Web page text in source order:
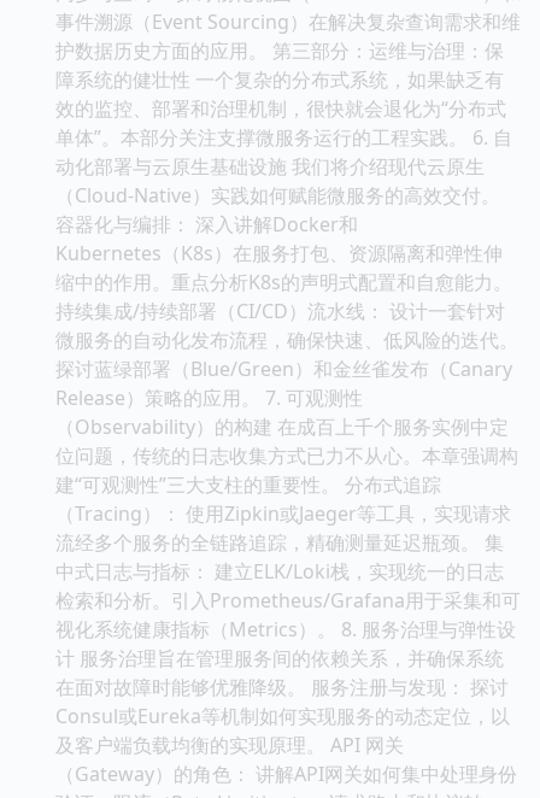
中最棘手的问题之一。本书将系统性地介绍解决分布式
事务的几种主流模式。 Saga 模式的实践： 详细阐述
Saga模式的编排（Orchestration）与协调
（Choreography）两种实现方式，并提供补偿事务
（Compensation Transactions）的设计蓝图。 数据
同步与查询： 探讨物化视图（Materialized Views）和
事件溯源（Event Sourcing）在解决复杂查询需求和维
护数据历史方面的应用。 第三部分：运维与治理：保
障系统的健壮性 一个复杂的分布式系统，如果缺乏有
效的监控、部署和治理机制，很快就会退化为“分布式
单体”。本部分关注支撑微服务运行的工程实践。 6. 自
动化部署与云原生基础设施 我们将介绍现代云原生
（Cloud-Native）实践如何赋能微服务的高效交付。
容器化与编排： 深入讲解Docker和
Kubernetes（K8s）在服务打包、资源隔离和弹性伸
缩中的作用。重点分析K8s的声明式配置和自愈能力。
持续集成/持续部署（CI/CD）流水线： 设计一套针对
微服务的自动化发布流程，确保快速、低风险的迭代。
探讨蓝绿部署（Blue/Green）和金丝雀发布（Canary
Release）策略的应用。 7. 可观测性
（Observability）的构建 在成百上千个服务实例中定
位问题，传统的日志收集方式已力不从心。本章强调构
建“可观测性”三大支柱的重要性。 分布式追踪
（Tracing）： 使用Zipkin或Jaeger等工具，实现请求
流经多个服务的全链路追踪，精确测量延迟瓶颈。 集
中式日志与指标： 建立ELK/Loki栈，实现统一的日志
检索和分析。引入Prometheus/Grafana用于采集和可